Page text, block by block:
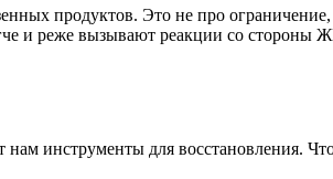
продуктов. Это не про
и реже вызывают реакции со
инструменты для восстановления.